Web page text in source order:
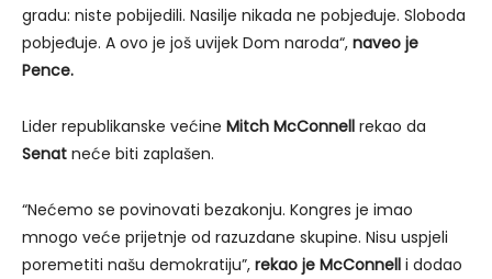
gradu: niste pobijedili. Nasilje nikada ne pobjeđuje. Sloboda
pobjeđuje. A ovo je još uvijek Dom naroda“, naveo je
Pence.
Lider republikanske većine Mitch McConnell rekao da
Senat neće biti zaplašen.
“Nećemo se povinovati bezakonju. Kongres je imao
mnogo veće prijetnje od razuzdane skupine. Nisu uspjeli
poremetiti našu demokratiju”, rekao je McConnell i dodao